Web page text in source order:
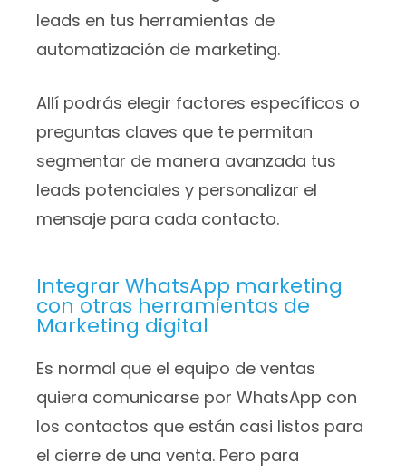
leads en tus herramientas de
automatización de marketing.
Allí podrás elegir factores específicos o
preguntas claves que te permitan
segmentar de manera avanzada tus
leads potenciales y personalizar el
mensaje para cada contacto.
Integrar WhatsApp marketing
con otras herramientas de
Marketing digital
Es normal que el equipo de ventas
quiera comunicarse por WhatsApp con
los contactos que están casi listos para
el cierre de una venta. Pero para